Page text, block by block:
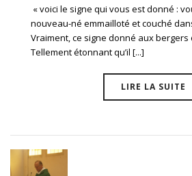
« voici le signe qui vous est donné :
nouveau-né emmailloté et couché
Vraiment, ce signe donné aux bergers
Tellement étonnant qu’il [...]
LIRE LA SUITE